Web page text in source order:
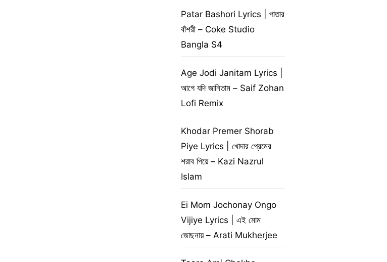
Patar Bashori Lyrics | পাতার
বাঁশরী – Coke Studio
Bangla S4
Age Jodi Janitam Lyrics |
আগে যদি জানিতাম – Saif Zohan
Lofi Remix
Khodar Premer Shorab
Piye Lyrics | খোদার প্রেমের
শরাব পিয়ে – Kazi Nazrul
Islam
Ei Mom Jochonay Ongo
Vijiye Lyrics | এই মোম
জোছনায় – Arati Mukherjee